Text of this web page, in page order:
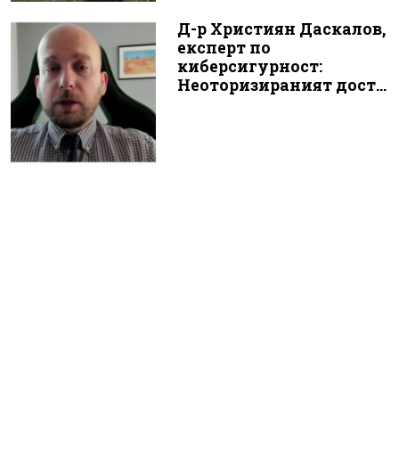
Д-р Християн Даскалов,
експерт по
киберсигурност:
Неоторизираният дост...